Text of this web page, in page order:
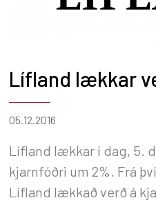
Lífland lækkar
05.12.2016
Lífland lækkar í dag, 5.
kjarnfóðri um 2%. Frá
Lífland lækkað verð á